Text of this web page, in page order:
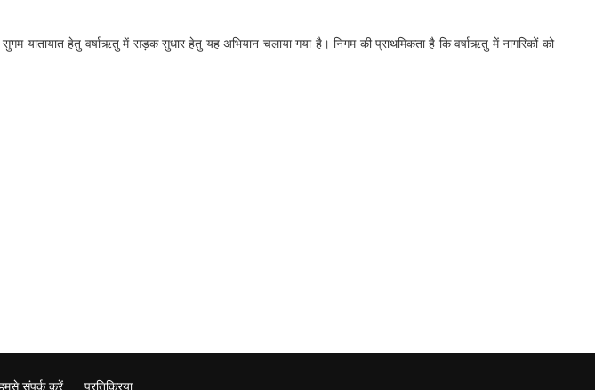
यातायात हेतु वर्षाऋतु में सड़क सुधार हेतु यह अभियान चलाया गया है। निगम की प्राथमिकता है कि वर्षाऋतु में नागरिकों को